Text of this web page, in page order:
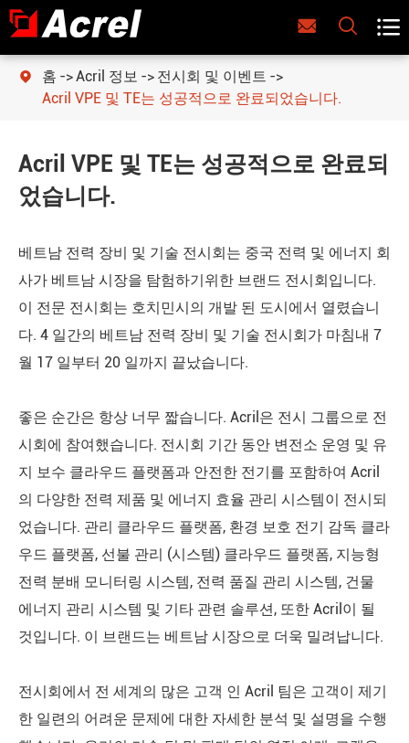
  
 홈 Acril 정보
전시회 및 이벤트
Acril VPE 및 TE는 성공적으로 완료되었습니다.
Acril VPE 및 TE는 성공적으로 완료되
었습니다.
베트남 전력 장비 및 기술 전시회는 중국 전력 및 에너지 회
사가 베트남 시장을 탐험하기위한 브랜드 전시회입니다.
이 전문 전시회는 호치민시의 개발 된 도시에서 열렸습니
다. 4 일간의 베트남 전력 장비 및 기술 전시회가 마침내 7
월 17 일부터 20 일까지 끝났습니다.
좋은 순간은 항상 너무 짧습니다. Acril은 전시 그룹으로 전
시회에 참여했습니다. 전시회 기간 동안 변전소 운영 및 유
지 보수 클라우드 플랫폼과 안전한 전기를 포함하여 Acril
의 다양한 전력 제품 및 에너지 효율 관리 시스템이 전시되
었습니다. 관리 클라우드 플랫폼, 환경 보호 전기 감독 클라
우드 플랫폼, 선불 관리 (시스템) 클라우드 플랫폼, 지능형
전력 분배 모니터링 시스템, 전력 품질 관리 시스템, 건물
에너지 관리 시스템 및 기타 관련 솔루션, 또한 Acril이 될
것입니다. 이 브랜드는 베트남 시장으로 더욱 밀려납니다.
전시회에서 전 세계의 많은 고객 인 Acril 팀은 고객이 제기
한 일련의 어려운 문제에 대한 자세한 분석 및 설명을 수행